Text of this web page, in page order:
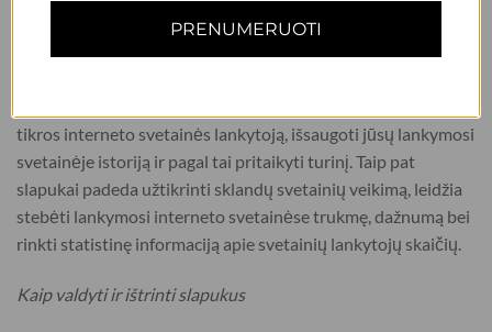
cookies). Tai nedideli informacijos elementai, kurie
tikros interneto svetainės lankytoją, išsaugoti jūsų lankymosi
svetainėje istoriją ir pagal tai pritaikyti turinį. Taip pat
slapukai padeda užtikrinti sklandų svetainių veikimą, leidžia
stebėti lankymosi interneto svetainėse trukmę, dažnumą bei
rinkti statistinę informaciją apie svetainių lankytojų skaičių.
Kaip valdyti ir ištrinti slapukus
PRENUMERUOTI